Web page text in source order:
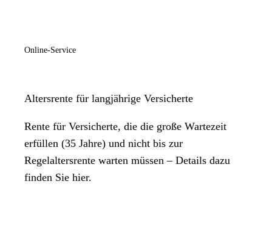
Online-Service
Altersrente für langjährige Versicherte
Rente für Versicherte, die die große Wartezeit
erfüllen (35 Jahre) und nicht bis zur
Regelaltersrente warten müssen – Details dazu
finden Sie hier.